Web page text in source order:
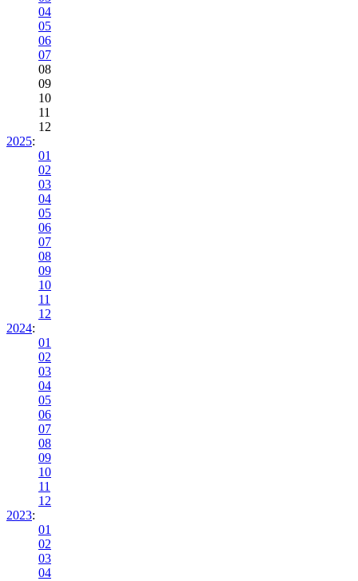
04
05
06
07
08
09
10
11
12
2025:
01
02
03
04
05
06
07
08
09
10
11
12
2024:
01
02
03
04
05
06
07
08
09
10
11
12
2023:
01
02
03
04